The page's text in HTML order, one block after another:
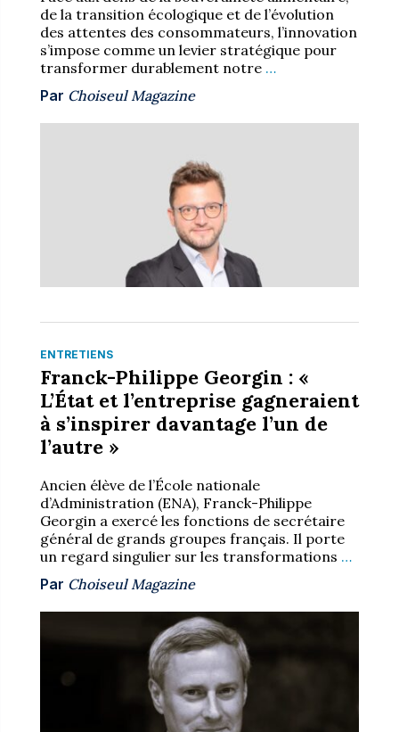
de la transition écologique et de l’évolution
des attentes des consommateurs, l’innovation
s’impose comme un levier stratégique pour
transformer durablement notre …
Par Choiseul Magazine
ENTRETIENS
Franck-Philippe Georgin : «
L’État et l’entreprise gagneraient
à s’inspirer davantage l’un de
l’autre »
Ancien élève de l’École nationale
d’Administration (ENA), Franck-Philippe
Georgin a exercé les fonctions de secrétaire
général de grands groupes français. Il porte
un regard singulier sur les transformations …
Par Choiseul Magazine